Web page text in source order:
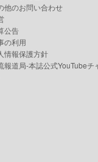
他のお問い合わせ
公告
の利用
情報保護方針
報道局-本誌公式YouTubeチ